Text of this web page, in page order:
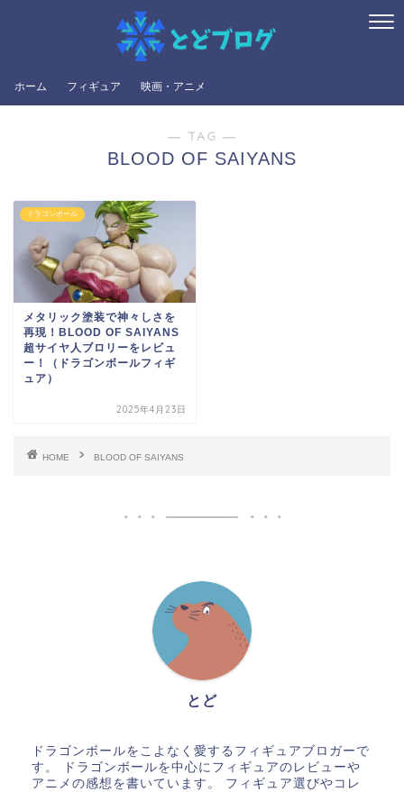
ホーム フィギュア 映画・アニメ
― TAG ―
BLOOD OF SAIYANS
ドラゴンボール
メタリック塗装で神々しさを
再現！BLOOD OF SAIYANS
超サイヤ人ブロリーをレビュ
ー！（ドラゴンボールフィギ
ュア）
2025年4月23日
HOME BLOOD OF SAIYANS
とど
ドラゴンボールをこよなく愛するフィギュアブロガーで
す。 ドラゴンボールを中心にフィギュアのレビューや
アニメの感想を書いています。 フィギュア選びやコレ